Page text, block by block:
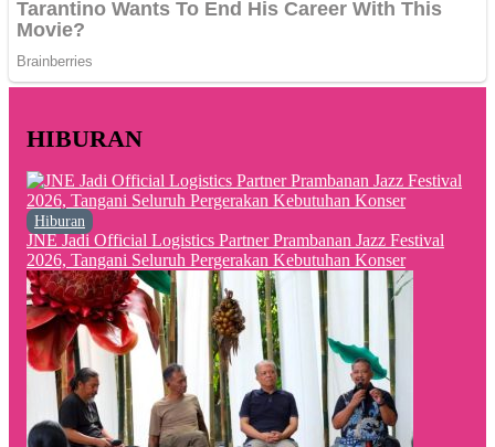
HIBURAN
Hiburan
JNE Jadi Official Logistics Partner Prambanan Jazz Festival
2026, Tangani Seluruh Pergerakan Kebutuhan Konser